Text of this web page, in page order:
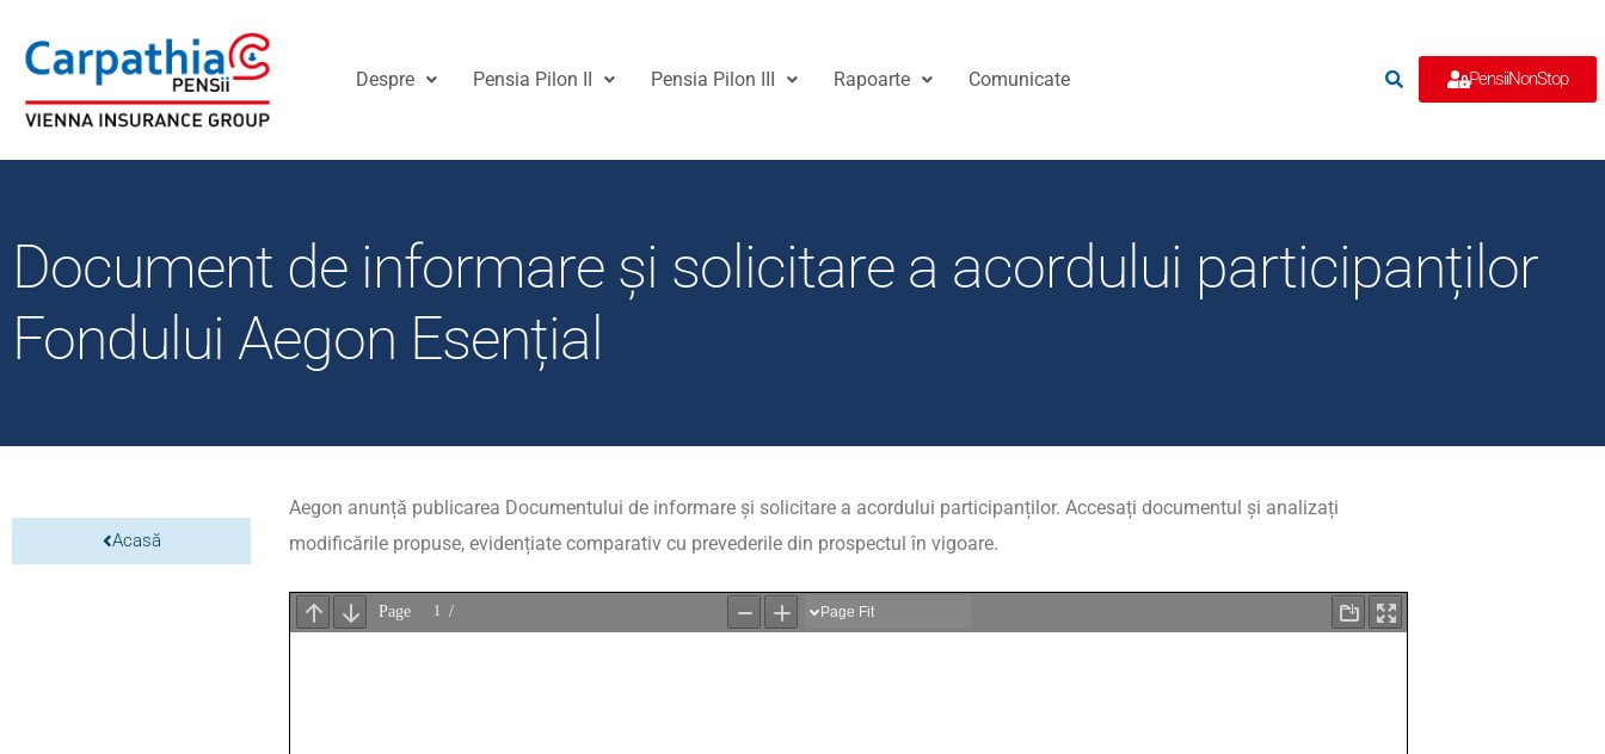
Despre Pensia Pilon II Pensia Pilon III Rapoarte Comunicate PensiiNonStop
Document de informare și solicitare a acordului participanților
Fondului Aegon Esențial
Acasă
Aegon anunță publicarea Documentului de informare și solicitare a acordului participanților. Accesați documentul și analizați
modificările propuse, evidențiate comparativ cu prevederile din prospectul în vigoare.